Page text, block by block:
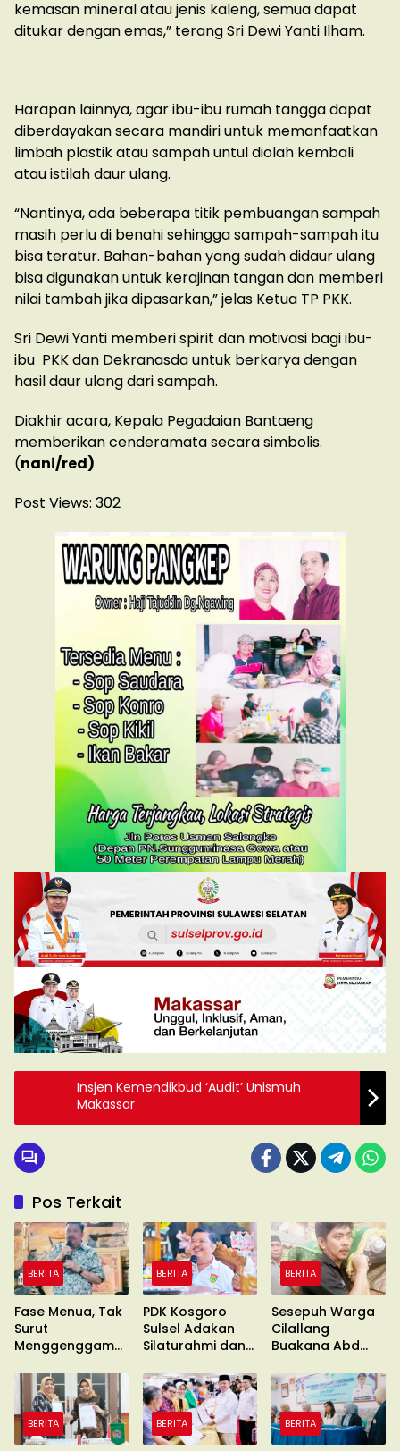
kemasan mineral atau jenis kaleng, semua dapat
ditukar dengan emas,” terang Sri Dewi Yanti Ilham.
Harapan lainnya, agar ibu-ibu rumah tangga dapat
diberdayakan secara mandiri untuk memanfaatkan
limbah plastik atau sampah untul diolah kembali
atau istilah daur ulang.
“Nantinya, ada beberapa titik pembuangan sampah
masih perlu di benahi sehingga sampah-sampah itu
bisa teratur. Bahan-bahan yang sudah didaur ulang
bisa digunakan untuk kerajinan tangan dan memberi
nilai tambah jika dipasarkan,” jelas Ketua TP PKK.
Sri Dewi Yanti memberi spirit dan motivasi bagi ibu-
ibu PKK dan Dekranasda untuk berkarya dengan
hasil daur ulang dari sampah.
Diakhir acara, Kepala Pegadaian Bantaeng
memberikan cenderamata secara simbolis.
(nani/red)
Post Views: 302
Insjen Kemendikbud ‘Audit’ Unismuh
Makassar
Pos Terkait
BERITA
Fase Menua, Tak
Surut
Menggenggam
BERITA
PDK Kosgoro
Sulsel Adakan
Silaturahmi dan
BERITA
Sesepuh Warga
Cilallang
Buakana Abd
Wafat
BERITA BERITA BERITA